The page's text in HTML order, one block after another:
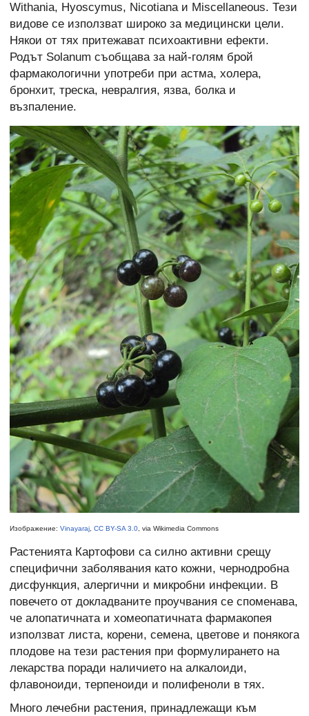
Withania, Hyoscymus, Nicotiana и Miscellaneous. Тези
видове се използват широко за медицински цели.
Някои от тях притежават психоактивни ефекти.
Родът Solanum съобщава за най-голям брой
фармакологични употреби при астма, холера,
бронхит, треска, невралгия, язва, болка и
възпаление.
Изображение: Vinayaraj CC BY-SA 3.0 , via Wikimedia Commons
Растенията Картофови са силно активни срещу
специфични заболявания като кожни, чернодробна
дисфункция, алергични и микробни инфекции. В
повечето от докладваните проучвания се споменава,
че алопатичната и хомеопатичната фармакопея
използват листа, корени, семена, цветове и понякога
плодове на тези растения при формулирането на
лекарства поради наличието на алкалоиди,
флавоноиди, терпеноиди и полифеноли в тях.
Много лечебни растения, принадлежащи към